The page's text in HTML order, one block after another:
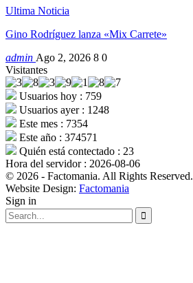
Ultima Noticia
Gino Rodríguez lanza «Mix Carrete»
admin Ago 2, 2026 8 0
Visitantes
Usuarios hoy : 759
Usuarios ayer : 1248
Este mes : 7354
Este año : 374571
Quién está contectado : 23
Hora del servidor : 2026-08-06
© 2026 - Factomania. All Rights Reserved.
Website Design: Factomania
Sign in